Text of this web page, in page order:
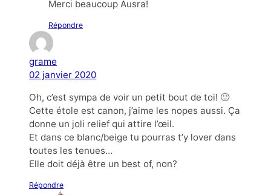
Merci beaucoup Ausra!
Répondre
grame
02 janvier 2020
Oh, c’est sympa de voir un petit bout de toi! 🙂
Cette étole est canon, j’aime les nopes aussi. Ça
donne un joli relief qui attire l’œil.
Et dans ce blanc/beige tu pourras t’y lover dans
toutes les tenues…
Elle doit déjà être un best of, non?
Répondre